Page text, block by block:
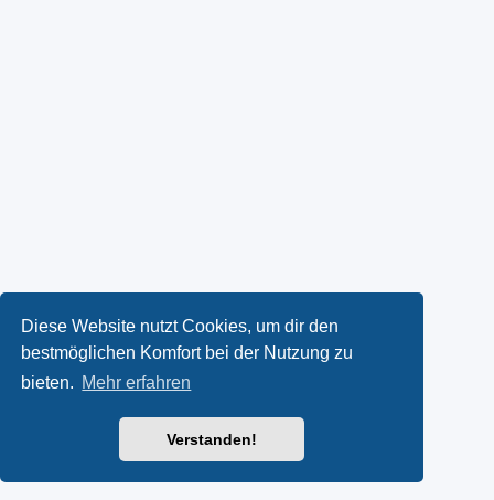
Diese Website nutzt Cookies, um dir den
bestmöglichen Komfort bei der Nutzung zu
bieten. Mehr erfahren
Verstanden!